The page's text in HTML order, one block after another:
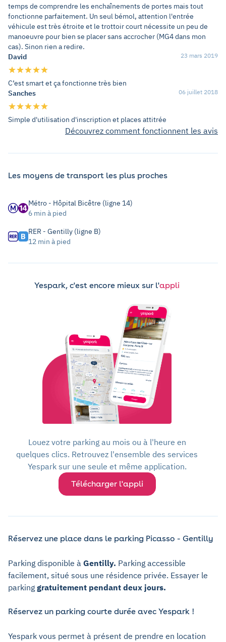
temps de comprendre les enchaînements de portes mais tout
fonctionne parfaitement. Un seul bémol, attention l'entrée
véhicule est très étroite et le trottoir court nécessite un peu de
manoeuvre pour bien se placer sans accrocher (MG4 dans mon
cas). Sinon rien a redire.
David
23 mars 2019
C’est smart et ça fonctionne très bien
Sanches
06 juillet 2018
Simple d'utilisation d'inscription et places attitrée
Découvrez comment fonctionnent les avis
Les moyens de transport les plus proches
Métro - Hôpital Bicêtre (ligne 14)
6 min à pied
RER - Gentilly (ligne B)
12 min à pied
Yespark, c'est encore mieux sur l'appli
Louez votre parking au mois ou à l'heure en
quelques clics. Retrouvez l'ensemble des services
Yespark sur une seule et même application.
Télécharger l'appli
Réservez une place dans le parking Picasso - Gentilly
Parking disponible à Gentilly. Parking accessible
facilement, situé sous une résidence privée. Essayer le
parking gratuitement pendant deux jours.
Réservez un parking courte durée avec Yespark !
Yespark vous permet à présent de prendre en location